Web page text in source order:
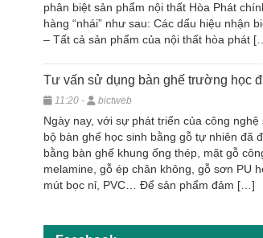
phân biệt sản phẩm nội thất Hòa Phát
hàng “nhái” như sau: Các dấu hiệu nhận
– Tất cả sản phẩm của nội thất hòa phát
Tư vấn sử dụng bàn ghế trường học
11:20 - bictweb
Ngày nay, với sự phát triển của công nghệ
bộ bàn ghế học sinh bằng gỗ tự nhiên đã
bằng bàn ghế khung ống thép, mặt gỗ
melamine, gỗ ép chân không, gỗ sơn PU
mút bọc nỉ, PVC… Để sản phẩm đảm […]